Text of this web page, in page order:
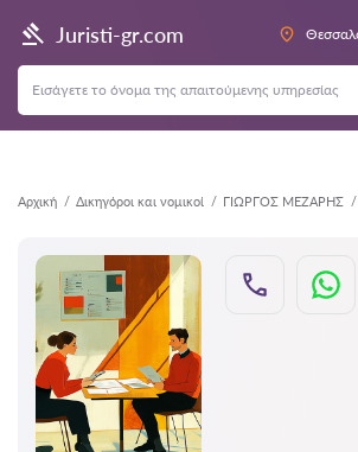
Juristi-gr.com
Αρχική Δικηγόροι και νομικοί ΓΙΩΡΓΟΣ ΜΕΖΑΡΗΣ
Πίσω